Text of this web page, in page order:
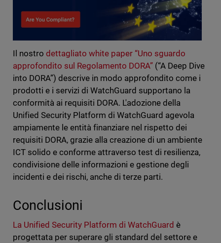
Il nostro dettagliato white paper “Uno sguardo
approfondito sul Regolamento DORA” (“A Deep Dive
into DORA”) descrive in modo approfondito come i
prodotti e i servizi di WatchGuard supportano la
conformità ai requisiti DORA. L'adozione della
Unified Security Platform di WatchGuard agevola
ampiamente le entità finanziare nel rispetto dei
requisiti DORA, grazie alla creazione di un ambiente
ICT solido e conforme attraverso test di resilienza,
condivisione delle informazioni e gestione degli
incidenti e dei rischi, anche di terze parti.
Conclusioni
La Unified Security Platform di WatchGuard è
progettata per superare gli standard del settore e